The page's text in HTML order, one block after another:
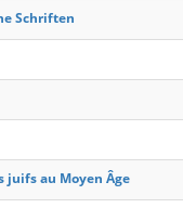
Schriften
juifs au Moyen Âge